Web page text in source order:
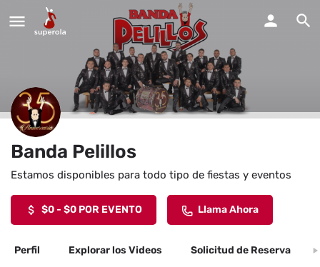
Banda Pelillos
Estamos disponibles para todo tipo de fiestas y eventos
$0 - $0 POR EVENTO Llama Ahora
Perfil Explorar los Videos Solicitud de Reserva